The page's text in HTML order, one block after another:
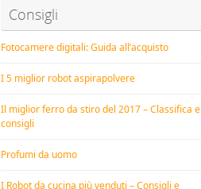
Consigli
Fotocamere digitali: Guida all’acquisto
I 5 miglior robot aspirapolvere
Il miglior ferro da stiro del 2017 – Classifica e
consigli
Profumi da uomo
I Robot da cucina più venduti – Consigli e